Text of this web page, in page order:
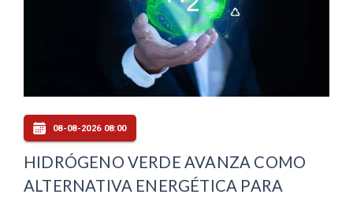
08-08-2026 08:00
HIDRÓGENO VERDE AVANZA COMO
ALTERNATIVA ENERGÉTICA PARA